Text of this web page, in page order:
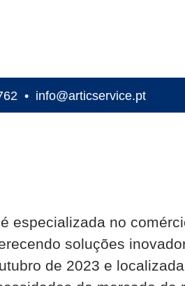
• info@articservice.pt
especializada no
soluções
de 2023 e